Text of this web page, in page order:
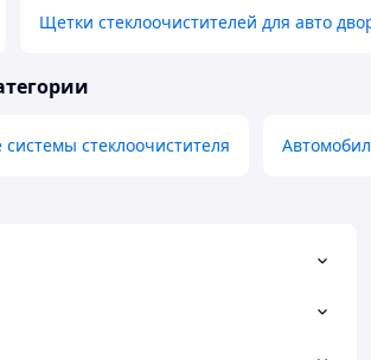
Щетки стеклоочистителей для авто
стеклоочистителя